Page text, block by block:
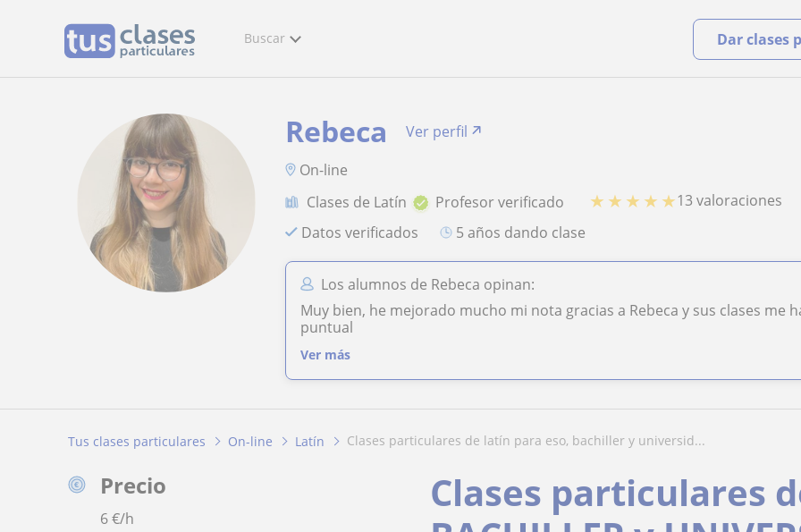
Buscar Dar clases
Rebeca
Ver perfil
On-line
Clases de Latín
Profesor verificado ★ ★ ★ ★ ★13 valoraciones
Datos verificados
5 años dando clase
Los alumnos de Rebeca opinan:
Muy bien, he mejorado mucho mi nota gracias a Rebeca y sus clases me
puntual
Ver más
Tus clases particulares On-line Latín clases particulares de latín para eso, bachiller y universid...
Precio
6€/h
Clases particulares